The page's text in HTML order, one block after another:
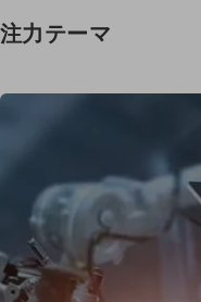
業種・業態で探すTOP
教育
モビリティ
注力テーマ